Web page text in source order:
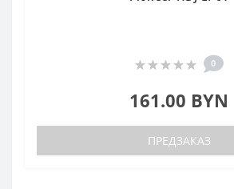
0
161.00 BYN
ПРЕДЗАКАЗ